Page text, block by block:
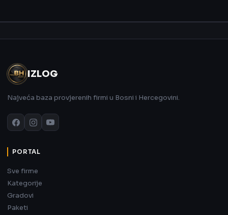
IZLOG
Najveća baza provjerenih firmi u Bosni i Hercegovini.
PORTAL
Sve firme
Kategorije
Gradovi
Paketi